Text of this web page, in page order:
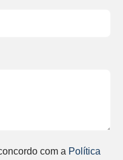
com a Política